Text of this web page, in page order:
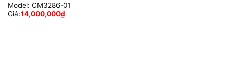
Model: CM3286-01
Giá:14,000,000₫